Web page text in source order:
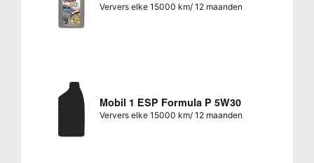
Ververs elke 15000 km/ 12 maanden
Mobil 1 ESP Formula P 5W30
Ververs elke 15000 km/ 12 maanden